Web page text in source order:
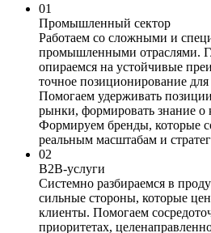
01
Промышленный сектор
Работаем со сложными и
промышленными отраслями.
опираемся на устойчивые
точное позиционирование
Помогаем удерживать
рынки, формировать знание о
Формируем бренды, которые
реальным масштабам и
02
B2B-услуги
Системно разбираемся в
сильные стороны, которые
клиенты. Помогаем
приоритетах,